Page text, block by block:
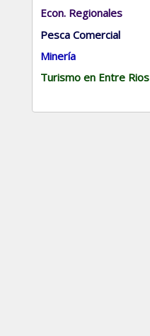
Econ. Regionales
Pesca Comercial
Minería
Turismo en Entre Rios